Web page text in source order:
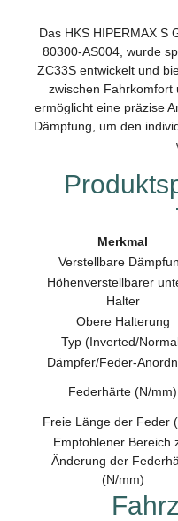
Das HKS HIPERMAX S
80300-AS004, wurde
ZC33S entwickelt und
zwischen Fahrkomfort
ermöglicht eine präzise
Dämpfung, um den
Merkmal
Verstellbare
Höhenverstellbarer
Halter
Obere Halterung
Typ (Inverted/
Dämpfer/Feder-
Federhärte (N/mm)
Freie Länge der Feder
Empfohlener Bereich
Änderung der
(N/mm)